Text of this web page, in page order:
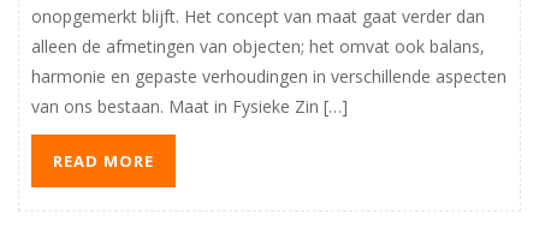
onopgemerkt blijft. Het concept van maat gaat verder dan
alleen de afmetingen van objecten; het omvat ook balans,
harmonie en gepaste verhoudingen in verschillende aspecten
van ons bestaan. Maat in Fysieke Zin […]
READ MORE